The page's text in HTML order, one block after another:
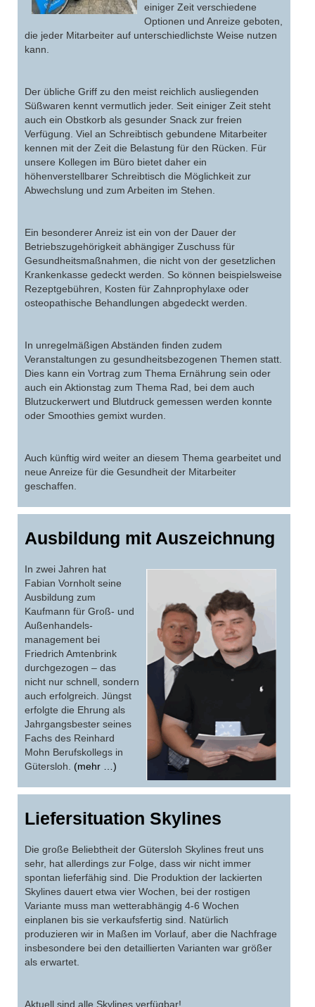
einiger Zeit verschiedene
Optionen und Anreize geboten,
die jeder Mitarbeiter auf unterschiedlichste Weise nutzen
kann.
Der übliche Griff zu den meist reichlich ausliegenden
Süßwaren kennt vermutlich jeder. Seit einiger Zeit steht
auch ein Obstkorb als gesunder Snack zur freien
Verfügung. Viel an Schreibtisch gebundene Mitarbeiter
kennen mit der Zeit die Belastung für den Rücken. Für
unsere Kollegen im Büro bietet daher ein
höhenverstellbarer Schreibtisch die Möglichkeit zur
Abwechslung und zum Arbeiten im Stehen.
Ein besonderer Anreiz ist ein von der Dauer der
Betriebszugehörigkeit abhängiger Zuschuss für
Gesundheitsmaßnahmen, die nicht von der gesetzlichen
Krankenkasse gedeckt werden. So können beispielsweise
Rezeptgebühren, Kosten für Zahnprophylaxe oder
osteopathische Behandlungen abgedeckt werden.
In unregelmäßigen Abständen finden zudem
Veranstaltungen zu gesundheitsbezogenen Themen statt.
Dies kann ein Vortrag zum Thema Ernährung sein oder
auch ein Aktionstag zum Thema Rad, bei dem auch
Blutzuckerwert und Blutdruck gemessen werden konnte
oder Smoothies gemixt wurden.
Auch künftig wird weiter an diesem Thema gearbeitet und
neue Anreize für die Gesundheit der Mitarbeiter
geschaffen.
Ausbildung mit Auszeichnung
In zwei Jahren hat
Fabian Vornholt seine
Ausbildung zum
Kaufmann für Groß- und
Außenhandels-
management bei
Friedrich Amtenbrink
durchgezogen – das
nicht nur schnell, sondern
auch erfolgreich. Jüngst
erfolgte die Ehrung als
Jahrgangsbester seines
Fachs des Reinhard
Mohn Berufskollegs in
Gütersloh. (mehr …)
Liefersituation Skylines
Die große Beliebtheit der Gütersloh Skylines freut uns
sehr, hat allerdings zur Folge, dass wir nicht immer
spontan lieferfähig sind. Die Produktion der lackierten
Skylines dauert etwa vier Wochen, bei der rostigen
Variante muss man wetterabhängig 4-6 Wochen
einplanen bis sie verkaufsfertig sind. Natürlich
produzieren wir in Maßen im Vorlauf, aber die Nachfrage
insbesondere bei den detaillierten Varianten war größer
als erwartet.
Aktuell sind alle Skylines verfügbar!